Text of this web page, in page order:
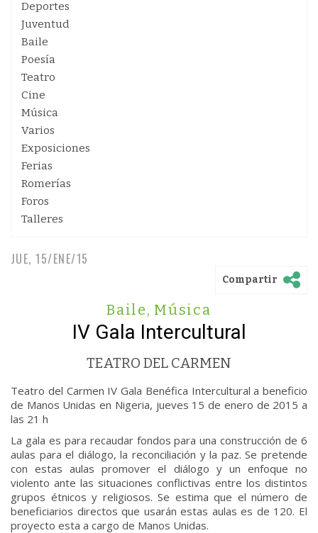
Deportes
Juventud
Baile
Poesía
Teatro
Cine
Música
Varios
Exposiciones
Ferias
Romerías
Foros
Talleres
JUE, 15/ENE/15
Compartir
Baile, Música
IV Gala Intercultural
TEATRO DEL CARMEN
Teatro del Carmen IV Gala Benéfica Intercultural a beneficio
de Manos Unidas en Nigeria, jueves 15 de enero de 2015 a
las 21 h
La gala es para recaudar fondos para una construcción de 6
aulas para el diálogo, la reconciliación y la paz. Se pretende
con estas aulas promover el diálogo y un enfoque no
violento ante las situaciones conflictivas entre los distintos
grupos étnicos y religiosos. Se estima que el número de
beneficiarios directos que usarán estas aulas es de 120. El
proyecto esta a cargo de Manos Unidas.